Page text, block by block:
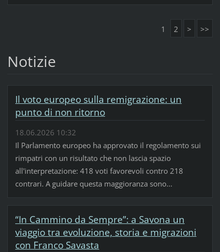
1 2 > >>
Notizie
Il voto europeo sulla remigrazione: un
punto di non ritorno
18.06.2026 10:32
Il Parlamento europeo ha approvato il regolamento sui
rimpatri con un risultato che non lascia spazio
all'interpretazione: 418 voti favorevoli contro 218
contrari. A guidare questa maggioranza sono...
“In Cammino da Sempre”: a Savona un
viaggio tra evoluzione, storia e migrazioni
con Franco Savasta